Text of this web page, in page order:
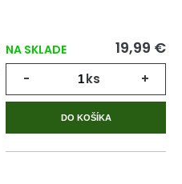
NA SKLADE 19,99 €
- ks +
DO KOŠÍKA